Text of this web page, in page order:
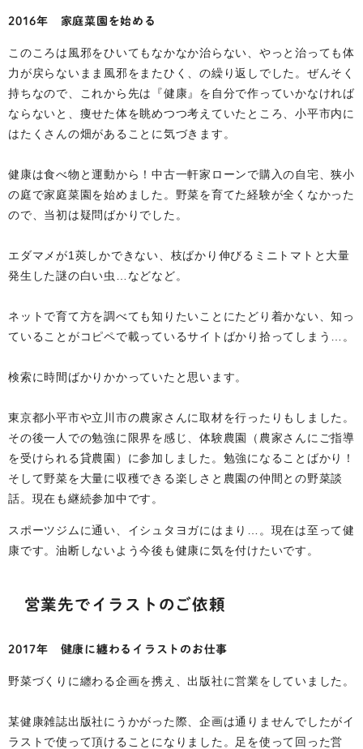
2016年 家庭菜園を始める
このころは風邪をひいてもなかなか治らない、やっと治っても体
力が戻らないまま風邪をまたひく、の繰り返しでした。ぜんそく
持ちなので、これから先は『健康』を自分で作っていかなければ
ならないと、痩せた体を眺めつつ考えていたところ、小平市内に
はたくさんの畑があることに気づきます。
健康は食べ物と運動から！中古一軒家ローンで購入の自宅、狭小
の庭で家庭菜園を始めました。野菜を育てた経験が全くなかった
ので、当初は疑問ばかりでした。
エダマメが1莢しかできない、枝ばかり伸びるミニトマトと大量
発生した謎の白い虫…などなど。
ネットで育て方を調べても知りたいことにたどり着かない、知っ
ていることがコピペで載っているサイトばかり拾ってしまう…。
検索に時間ばかりかかっていたと思います。
東京都小平市や立川市の農家さんに取材を行ったりもしました。
その後一人での勉強に限界を感じ、体験農園（農家さんにご指導
を受けられる貸農園）に参加しました。勉強になることばかり！
そして野菜を大量に収穫できる楽しさと農園の仲間との野菜談
話。現在も継続参加中です。
スポーツジムに通い、イシュタヨガにはまり…。現在は至って健
康です。油断しないよう今後も健康に気を付けたいです。
営業先でイラストのご依頼
2017年 健康に纏わるイラストのお仕事
野菜づくりに纏わる企画を携え、出版社に営業をしていました。
某健康雑誌出版社にうかがった際、企画は通りませんでしたがイ
ラストで使って頂けることになりました。足を使って回った営